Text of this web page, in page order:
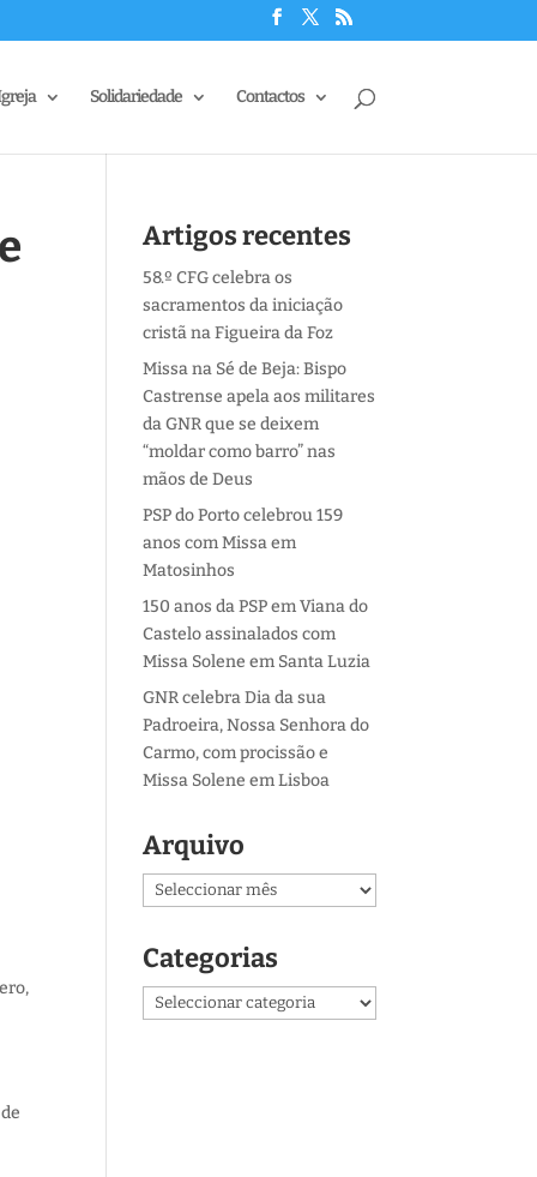
Solidariedade Contactos
Artigos recentes
58.º CFG celebra os
sacramentos da iniciação
cristã na Figueira da Foz
Missa na Sé de Beja: Bispo
Castrense apela aos militares
da GNR que se deixem
“moldar como barro” nas
mãos de Deus
PSP do Porto celebrou 159
anos com Missa em
Matosinhos
150 anos da PSP em Viana do
Castelo assinalados com
Missa Solene em Santa Luzia
GNR celebra Dia da sua
Padroeira, Nossa Senhora do
Carmo, com procissão e
Missa Solene em Lisboa
Arquivo
Arquivo
Categorias
Categorias